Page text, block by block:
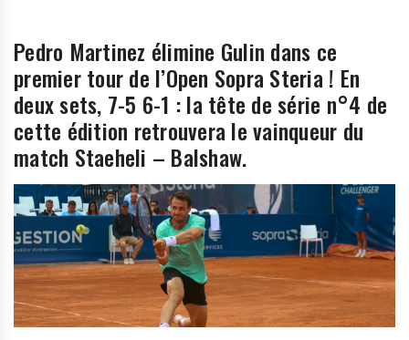
Pedro Martinez élimine Gulin dans ce
premier tour de l’Open Sopra Steria ! En
deux sets, 7-5 6-1 : la tête de série n°4 de
cette édition retrouvera le vainqueur du
match Staeheli – Balshaw.